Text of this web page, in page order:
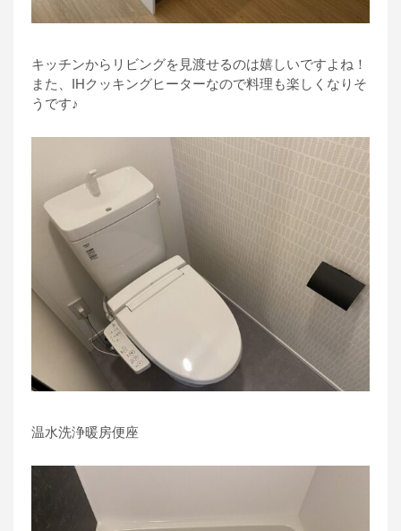
キッチンからリビングを見渡せるのは嬉しいですよね！
また、IHクッキングヒーターなので料理も楽しくなりそ
うです♪
温水洗浄暖房便座